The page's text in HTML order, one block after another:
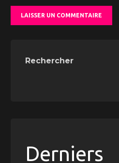
Rechercher
Derniers